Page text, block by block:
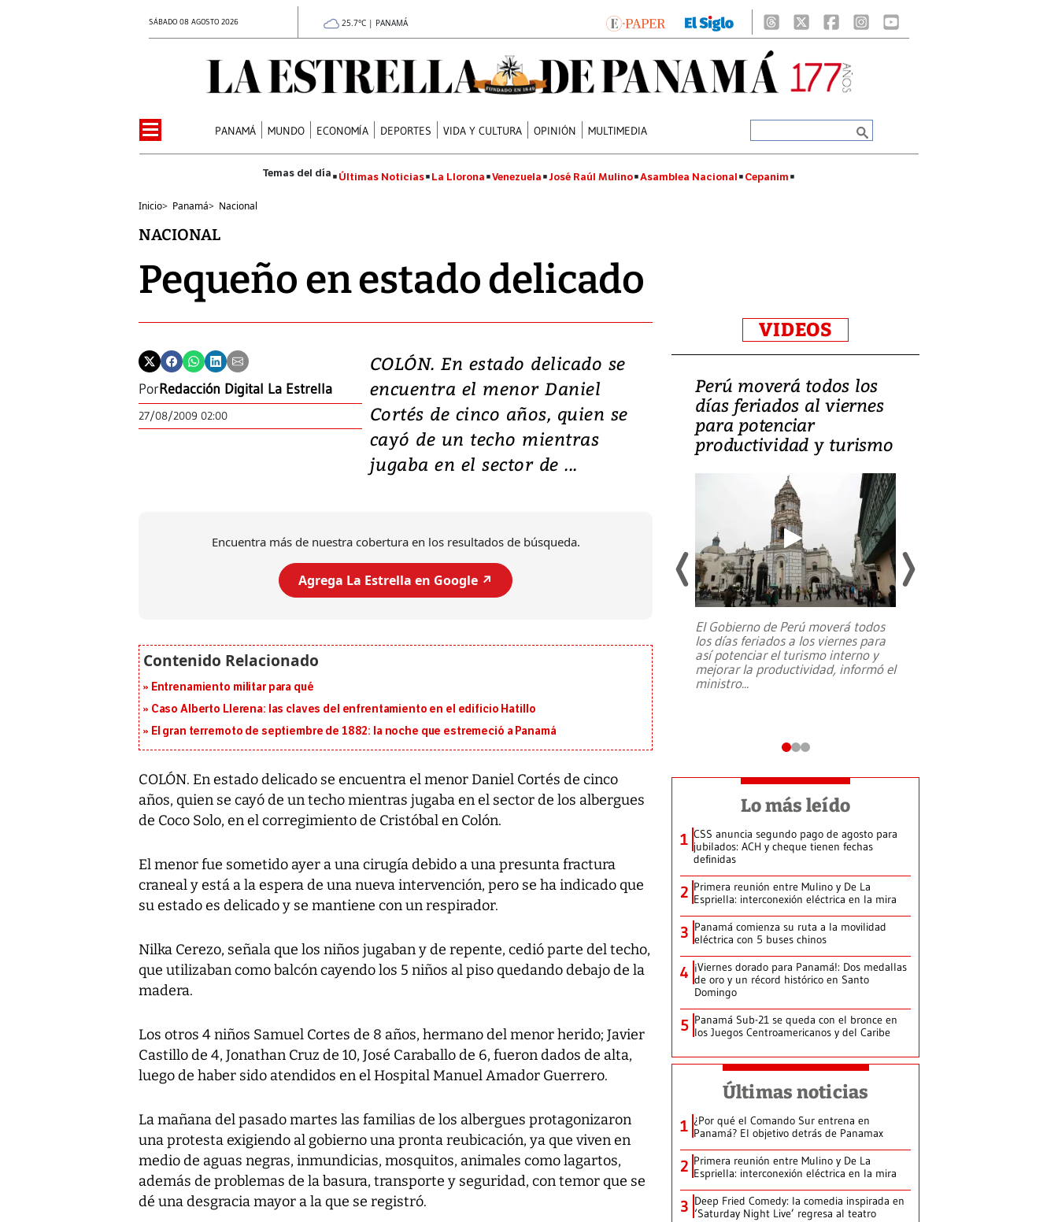
SÁBADO 08 AGOSTO 2026 25.7°C | PANAMÁ
PANAMÁ MUNDO ECONOMÍA DEPORTES VIDA Y CULTURA OPINIÓN MULTIMEDIA
Últimas Noticias La Llorona Venezuela José Raúl Mulino Asamblea Nacional Cepanim
Inicio> Panamá> Nacional
NACIONAL
Pequeño en estado delicado
PorRedacción Digital La Estrella
27/08/2009 02:00
COLÓN. En estado delicado se
encuentra el menor Daniel
Cortés de cinco años, quien se
cayó de un techo mientras
jugaba en el sector de ...
Encuentra más de nuestra cobertura en los resultados de búsqueda.
Agrega La Estrella en Google ↗️
Entrenamiento militar para qué
Caso Alberto Llerena: las claves del enfrentamiento en el edificio Hatillo
El gran terremoto de septiembre de 1882: la noche que estremeció a Panamá
COLÓN. En estado delicado se encuentra el menor Daniel Cortés de cinco
años, quien se cayó de un techo mientras jugaba en el sector de los albergues
de Coco Solo, en el corregimiento de Cristóbal en Colón.
El menor fue sometido ayer a una cirugía debido a una presunta fractura
craneal y está a la espera de una nueva intervención, pero se ha indicado que
su estado es delicado y se mantiene con un respirador.
Nilka Cerezo, señala que los niños jugaban y de repente, cedió parte del techo,
que utilizaban como balcón cayendo los 5 niños al piso quedando debajo de la
madera.
Los otros 4 niños Samuel Cortes de 8 años, hermano del menor herido; Javier
Castillo de 4, Jonathan Cruz de 10, José Caraballo de 6, fueron dados de alta,
luego de haber sido atendidos en el Hospital Manuel Amador Guerrero.
La mañana del pasado martes las familias de los albergues protagonizaron
una protesta exigiendo al gobierno una pronta reubicación, ya que viven en
medio de aguas negras, inmundicias, mosquitos, animales como lagartos,
además de problemas de la basura, transporte y seguridad, con temor que se
dé una desgracia mayor a la que se registró.
VIDEOS
Video: Lula lanza su
candidatura con
promesas de inversión
en defensa, educación y
tierras raras
Entre recuerdos y escuetas
candidatura...
Perú moverá todos los
días feriados al viernes
para potenciar
productividad y turismo
El Gobierno de Perú moverá todos
los días feriados a los viernes para
así potenciar el turismo interno y
mejorar la productividad, informó el
ministro...
Lo más leído
1 CSS anuncia segundo pago de agosto para
jubilados: ACH y cheque tienen fechas
definidas
2 Primera reunión entre Mulino y De La
Espriella: interconexión eléctrica en la mira
3 Panamá comienza su ruta a la movilidad
eléctrica con 5 buses chinos
4 ¡Viernes dorado para Panamá!: Dos medallas
de oro y un récord histórico en Santo
Domingo
5 Panamá Sub-21 se queda con el bronce en
los Juegos Centroamericanos y del Caribe
Últimas noticias
1 ¿Por qué el Comando Sur entrena en
Panamá? El objetivo detrás de Panamax
2 Primera reunión entre Mulino y De La
Espriella: interconexión eléctrica en la mira
3 Deep Fried Comedy: la comedia inspirada en
‘Saturday Night Live’ regresa al teatro